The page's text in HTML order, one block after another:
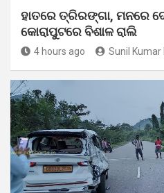
ହାତରେ ତ୍ରିରଙ୍ଗା, ମନରେ
କୋରାପୁଟରେ ବିଶାଳ ରାଲି
4 hours ago Sunil